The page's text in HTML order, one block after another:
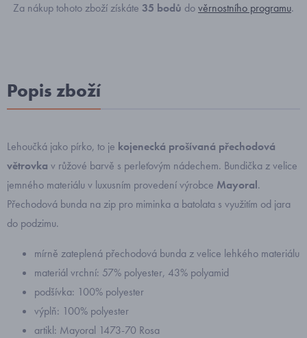
Za nákup tohoto zboží získáte 35 bodů dověrnostního programu.
Popis zboží
Lehoučká jako pírko, to je kojenecká prošívaná přechodová
větrovka v růžové barvě s perleťovým nádechem. Bundička z velice
jemného materiálu v luxusním provedení výrobce Mayoral.
Přechodová bunda na zip pro miminka a batolata s využitím od jara
do podzimu.
mírně zateplená přechodová bunda z velice lehkého materiálu
materiál vrchní: 57% polyester, 43% polyamid
podšívka: 100% polyester
výplň: 100% polyester
artikl: Mayoral 1473-70 Rosa